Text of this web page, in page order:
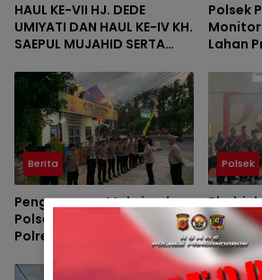
HAUL KE-VII HJ. DEDE
UMIYATI DAN HAUL KE-IV KH.
SAEPUL MUJAHID SERTA
HIMPUNAN ALUMNI DIGELAR
DI PONDOK PESANTREN AL-
FALAH SANUSSIYAH
Polsek
Lahan
Desa
Berita
Pengamanan Maksimal
Polsek Pangandaran dan
Polres Pangandaran,
Nobar Final Piala Presiden
Berlangsung Aman
Polsek
Desa